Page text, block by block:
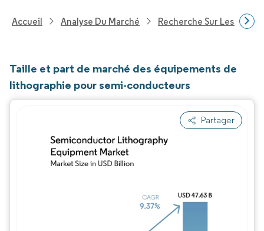
Accueil Analyse Du Marché Recherche Sur Les
Taille et part de marché des équipements de
lithographie pour semi-conducteurs
Partager